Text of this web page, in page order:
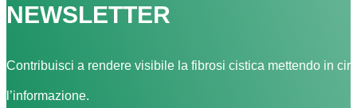
NEWSLETTER
Contribuisci a rendere visibile la fibrosi cistica mettendo in
l’informazione.